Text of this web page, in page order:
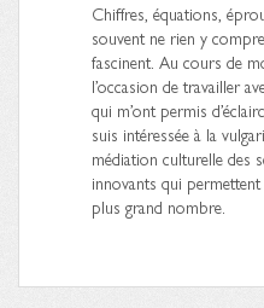
Chiffres, équations,
souvent ne rien y
fascinent. Au cours de
l’occasion de travailler
qui m’ont permis
suis intéressée à la
médiation culturelle des
innovants qui permettent
plus grand nombre.